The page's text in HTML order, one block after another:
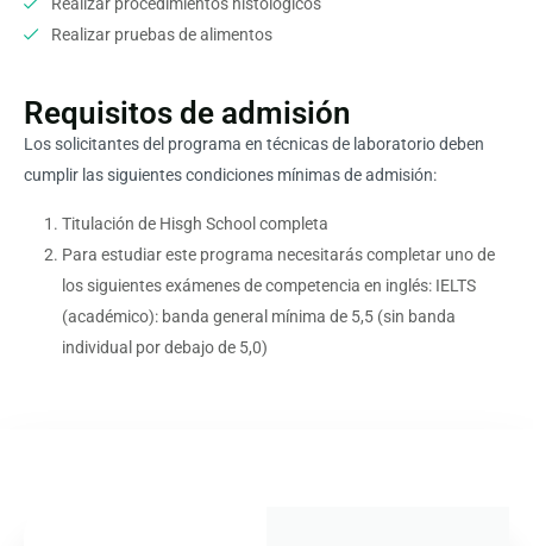
Realizar pruebas de alimentos
Requisitos de admisión
Los solicitantes del programa en técnicas de laboratoriodeben
cumplir las siguientes condiciones mínimas de admisión:
Titulación de Hisgh School completa
Para estudiar este programa necesitarás completar uno de
los siguientes exámenes de competencia en inglés: IELTS
(académico): banda general mínima de 5,5 (sin banda
individual por debajo de 5,0)